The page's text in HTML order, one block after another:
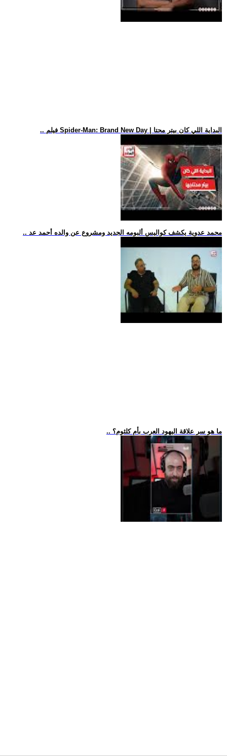
.. فيلم Spider-Man: Brand New Day | البداية اللي كان بيتر محتا
.. محمد عدوية يكشف كواليس ألبومه الجديد ومشروع عن والده أحمد عد
.. ما هو سر علاقة اليهود العرب بأم كلثوم؟